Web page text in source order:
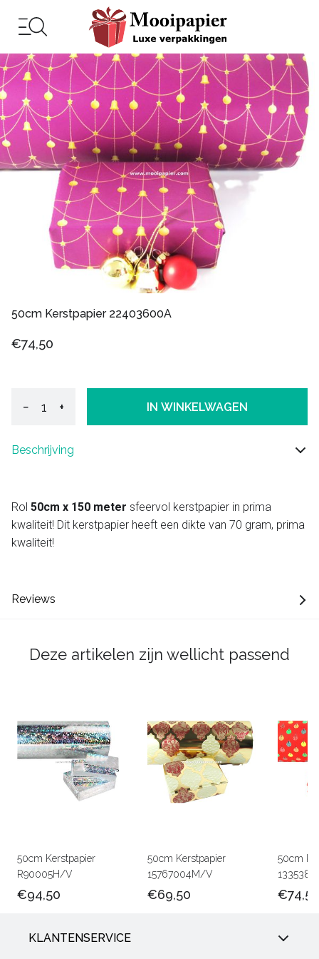
50cm Kerstpapier 22403600A
€74,50
− + IN WINKELWAGEN
Beschrijving
Rol 50cm x 150 meter sfeervol kerstpapier in prima
kwaliteit! Dit kerstpapier heeft een dikte van 70 gram, prima
kwaliteit!
Reviews
Deze artikelen zijn wellicht passend
50cm Kerstpapier
R90005H/V
€94,50
50cm Kerstpapier
15767004M/V
€69,50
50cm
€74,50
KLANTENSERVICE